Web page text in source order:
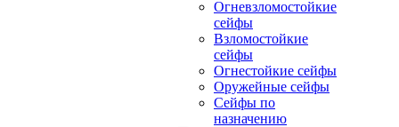
Огневзломостойкие
сейфы
Взломостойкие
сейфы
Огнестойкие сейфы
Оружейные сейфы
Сейфы по
назначению